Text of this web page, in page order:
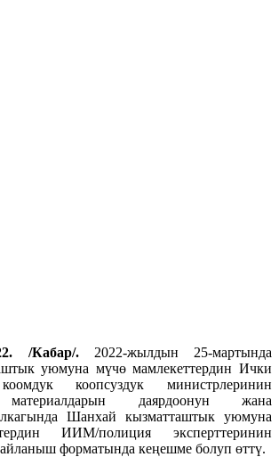
/Кабар/.2022-жылдын 25-мартында
уюмуна мүчө мамлекеттердин Ички
коопсуздук министрлеринин
материалдарын даярдоонун жана
Шанхай кызматташтык уюмуна
ИИМ/полиция эксперттеринин
форматында кеңешме болуп өттү.